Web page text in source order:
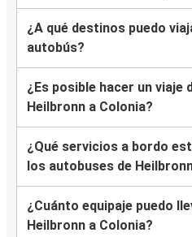
¿A qué destinos puedo
autobús?
¿Es posible hacer un viaje
Heilbronn a Colonia?
¿Qué servicios a bordo
los autobuses de
¿Cuánto equipaje puedo
Heilbronn a Colonia?